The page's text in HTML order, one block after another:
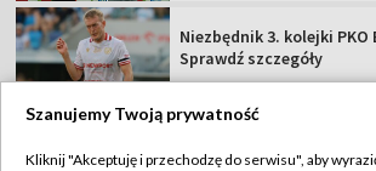
Niezbędnik 3. kolejki PKO
Sprawdź szczegóły
Szanujemy Twoją prywatność
Kliknij "Akceptuję i przechodzę do serwisu", aby